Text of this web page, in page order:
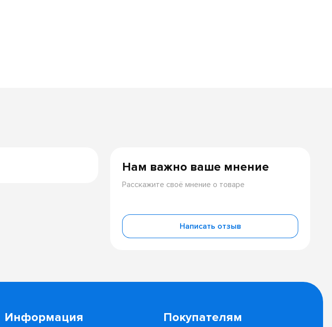
Нам важно ваше мнение
Расскажите своё мнение о товаре
Написать отзыв
Информация Покупателям